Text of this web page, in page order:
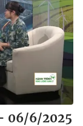
06/6/2025